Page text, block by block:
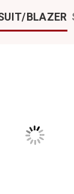
BLAZER